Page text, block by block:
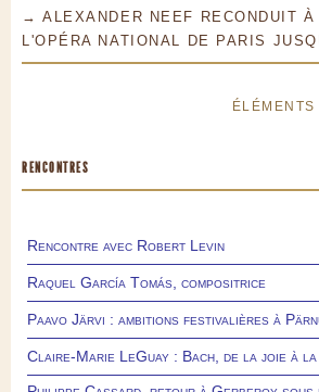
→ ALEXANDER NEEF RECONDUIT À
L'OPÉRA NATIONAL DE PARIS
RENCONTRES
Rencontre avec Robert Levin
Raquel García Tomás, compositrice
Paavo Järvi : ambitions festivalières à
Claire-Marie LeGuay : Bach, de la joie à la